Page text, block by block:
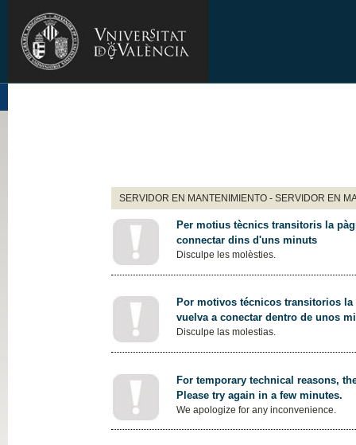
SERVIDOR EN MANTENIMIENTO - SERVIDOR EN
Per motius tècnics transitoris la
connectar dins d'uns minuts
Disculpe les molèsties.
Por motivos técnicos transitorios
vuelva a conectar dentro de unos
Disculpe las molestias.
For temporary technical reasons,
Please try again in a few minutes.
We apologize for any inconvenience.